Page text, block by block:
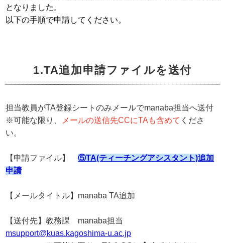
となりました。
以下の手順で申請してください。
1.TA追加申請ファイルを送付
担当教員がTA登録シートのみメールでmanaba担当へ送付
※可能な限り、
メールの送信先CCにTAも含めて くださ
い。
【申請ファイル】⑤TA(ティーチングアシスタント)追加
申請
【メールタイトル】manaba TA追加
【送付先】教務課 manaba担当
msupport@kuas.kagoshima-u.ac.jp